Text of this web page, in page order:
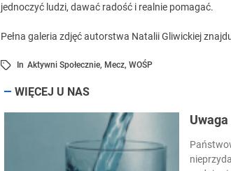
jednoczyć ludzi, dawać radość i realnie pomagać.
Pełna galeria zdjęć autorstwa Natalii Gliwickiej
In Aktywni Społecznie, Mecz, WOŚP
WIĘCEJ U NAS